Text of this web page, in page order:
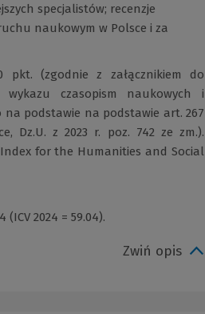
specjalistów; recenzje
naukowym w Polsce i za
pkt. (zgodnie z załącznikiem do
czasopism naukowych i
na podstawie na podstawie art. 267
Dz.U. z 2023 r. poz. 742 ze zm.).
for the Humanities and Social
2024 = 59.04).
Zwiń opis